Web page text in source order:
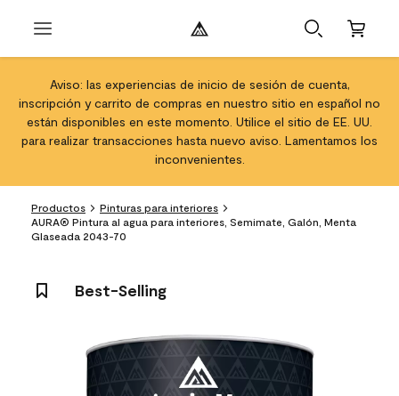
Aviso: las experiencias de inicio de sesión de cuenta,
inscripción y carrito de compras en nuestro sitio en español no
están disponibles en este momento. Utilice el sitio de EE. UU.
para realizar transacciones hasta nuevo aviso. Lamentamos los
inconvenientes.
Productos
Pinturas para interiores
AURA® Pintura al agua para interiores, Semimate, Galón, Menta
Glaseada 2043-70
Best-Selling